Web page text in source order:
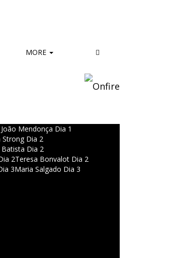
MORE
João Mendonça Dia 1
Strong Dia 2
Batista Dia 2
2Teresa Bonvalot Dia 2
3Maria Salgado Dia 3